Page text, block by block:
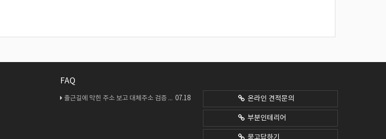
FAQ
07.18
출근길에 막힌 주소 보고 대체주소 검증 다시 해봤네요 온라인 견적문의
부분인테리어